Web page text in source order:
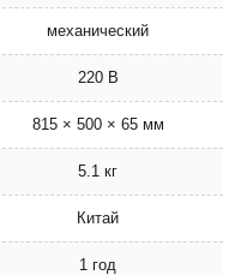
механический
220 В
815 × 500 × 65 мм
5.1 кг
Китай
1 год